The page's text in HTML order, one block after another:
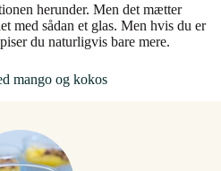
herunder. Men det mætter
med sådan et glas. Men hvis du er
du naturligvis bare mere.
mango og kokos